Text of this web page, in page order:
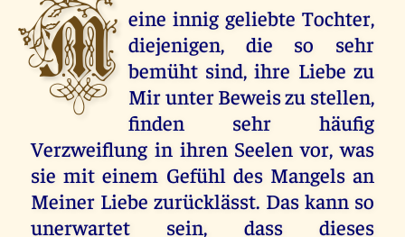
M eine innig geliebte Tochter,
diejenigen, die so sehr
bemüht sind, ihre Liebe zu
Mir unter Beweis zu stellen,
finden sehr häufig
Verzweiflung in ihren Seelen vor, was
sie mit einem Gefühl des Mangels an
Meiner Liebe zurücklässt. Das kann so
unerwartet sein, dass dieses